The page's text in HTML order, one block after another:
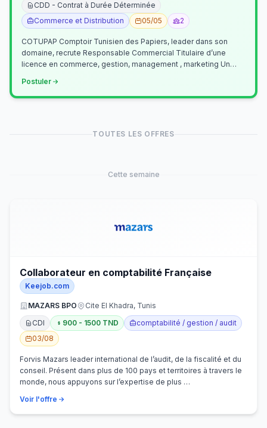
CDD - Contrat à Durée Déterminée
Commerce et Distribution
05/05 2
COTUPAP Comptoir Tunisien des Papiers, leader dans son
domaine, recrute Responsable Commercial Titulaire d’une
licence en commerce, gestion, management , marketing Un
Postuler
TOUTES LES OFFRES
Cette semaine
Collaborateur en comptabilité Française
Keejob.com
MAZARS BPO
Cite El Khadra, Tunis
CDI
900 - 1500 TND
comptabilité / gestion / audit
03/08
Forvis Mazars leader international de l’audit, de la fiscalité et du
conseil. Présent dans plus de 100 pays et territoires à travers le
monde, nous appuyons sur l’expertise de plus …
Voir l'offre